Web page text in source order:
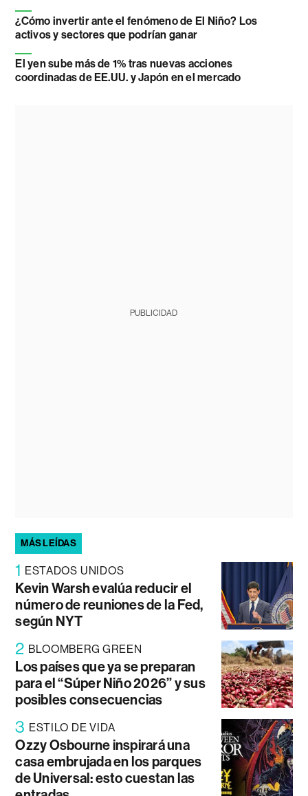
¿Cómo invertir ante el fenómeno de El Niño? Los
activos y sectores que podrían ganar
El yen sube más de 1% tras nuevas acciones
coordinadas de EE.UU. y Japón en el mercado
PUBLICIDAD
MÁS LEÍDAS
1 ESTADOS UNIDOS
Kevin Warsh evalúa reducir el
número de reuniones de la Fed,
según NYT
2 BLOOMBERG GREEN
Los países que ya se preparan
para el “Súper Niño 2026” y sus
posibles consecuencias
3 ESTILO DE VIDA
Ozzy Osbourne inspirará una
casa embrujada en los parques
de Universal: esto cuestan las